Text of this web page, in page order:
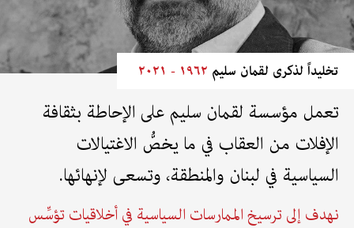
تخليداً لذكرى لقمان سليم ١٩٦٢ - ٢٠٢١
تعمل مؤسسة لقمان سليم على الإحاطة بثقافة
الإفلات من العقاب في ما يخصُّ الاغتيالات
السياسية في لبنان والمنطقة، وتسعى لإنهائها.
نهدف إلى ترسيخ الممارسات السياسية في أخلاقيات تؤسِّس